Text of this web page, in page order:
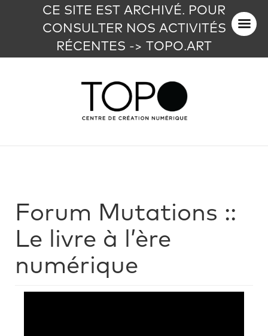
CE SITE EST ARCHIVÉ. POUR
CONSULTER NOS ACTIVITÉS
RÉCENTES -> TOPO.ART
Forum Mutations ::
Le livre à l’ère
numérique